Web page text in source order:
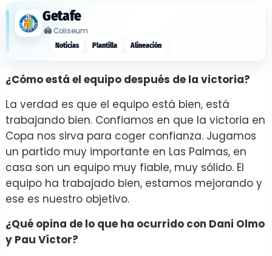
Getafe
🏟️ Coliseum
Noticias Plantilla Alineación
¿Cómo está el equipo después de la victoria?
La verdad es que el equipo está bien, está
trabajando bien. Confiamos en que la victoria en
Copa nos sirva para coger confianza. Jugamos
un partido muy importante en Las Palmas, en
casa son un equipo muy fiable, muy sólido. El
equipo ha trabajado bien, estamos mejorando y
ese es nuestro objetivo.
¿Qué opina de lo que ha ocurrido con Dani Olmo
y Pau Víctor?